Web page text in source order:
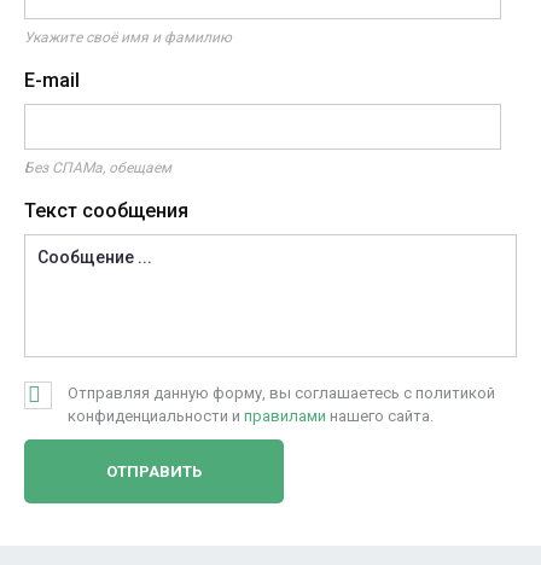
Укажите своё имя и фамилию
E-mail
Без СПАМа, обещаем
Текст сообщения
Отправляя данную форму, вы соглашаетесь с политикой
конфиденциальности и правилами нашего сайта.